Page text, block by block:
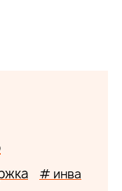
# инва